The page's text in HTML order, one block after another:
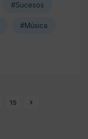
#Sucesos
#Música
15